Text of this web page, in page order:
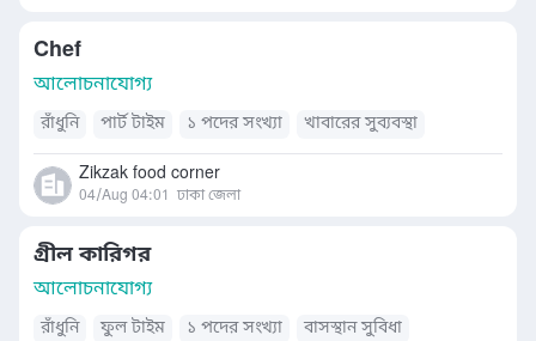
Chef
আলোচনাযোগ্য
রাঁধুনি পার্ট টাইম ১ পদের সংখ্যা খাবারের সুব্যবস্থা
Zikzak food corner
04/Aug 04:01 ঢাকা জেলা
গ্রীল কারিগর
আলোচনাযোগ্য
রাঁধুনি ফুল টাইম ১ পদের সংখ্যা
বাসস্থান সুবিধা